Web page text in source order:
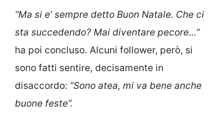
“Ma si e’ sempre detto Buon Natale. Che ci
sta succedendo? Mai diventare pecore…”
ha poi concluso. Alcuni follower, però, si
sono fatti sentire, decisamente in
disaccordo: “Sono atea, mi va bene anche
buone feste”.